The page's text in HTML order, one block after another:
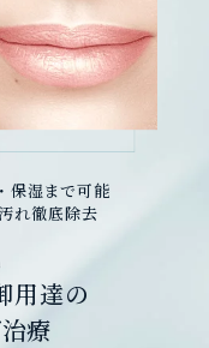
保湿まで可能
れ徹底除去
用達の
療